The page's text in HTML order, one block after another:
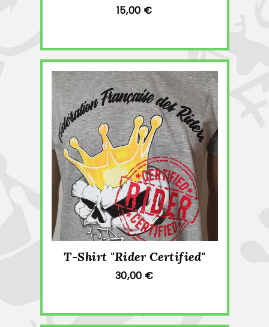
15,00 €
T-Shirt "rider Certified"
30,00 €